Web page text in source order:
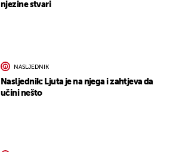
njezine stvari
NASLJEDNIK
Nasljednik: Ljuta je na njega i zahtjeva da
učini nešto